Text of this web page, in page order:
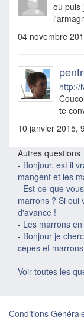
où
04 novembre
http://
te
10 janvier 2015,
Autres questions
- Bonjour, est il
mangent et les
- Est-ce-que
marrons ? Si oui
d'avance !
- Les marrons
- Bonjour je
cèpes et
Voir toutes les
Conditions